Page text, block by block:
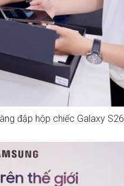
đập hộp chiếc Galaxy